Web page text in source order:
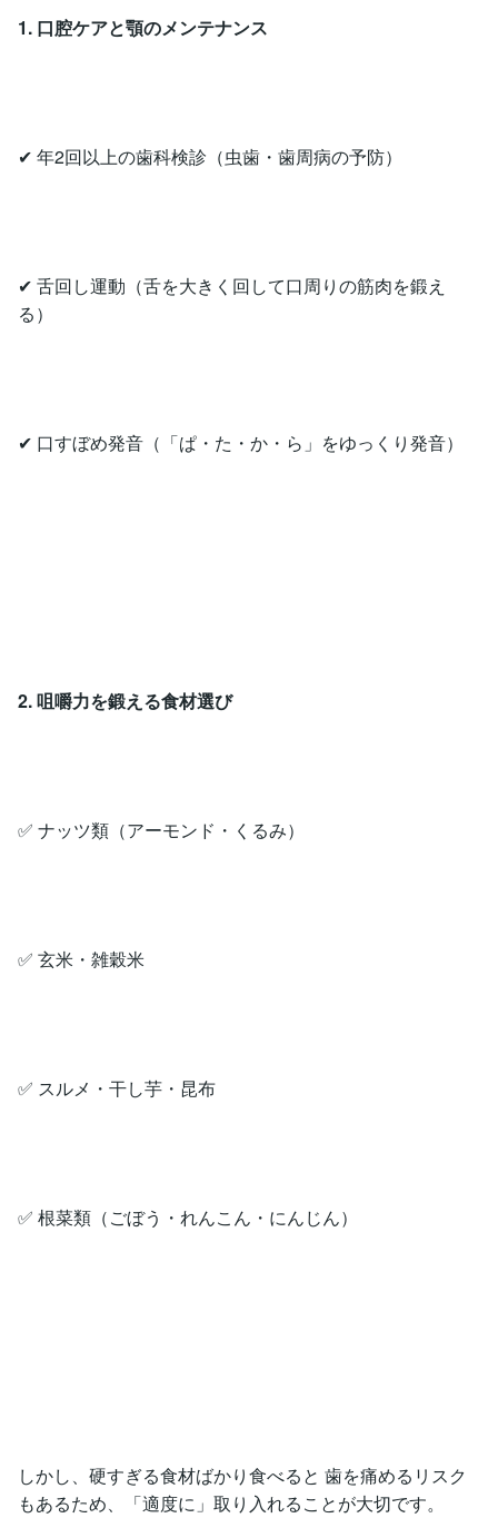
1. 口腔ケアと顎のメンテナンス
✔ 年2回以上の歯科検診（虫歯・歯周病の予防）
✔ 舌回し運動（舌を大きく回して口周りの筋肉を鍛え
る）
✔ 口すぼめ発音（「ぱ・た・か・ら」をゆっくり発音）
2. 咀嚼力を鍛える食材選び
✅ ナッツ類（アーモンド・くるみ）
✅ 玄米・雑穀米
✅ スルメ・干し芋・昆布
✅ 根菜類（ごぼう・れんこん・にんじん）
しかし、硬すぎる食材ばかり食べると 歯を痛めるリスク
もあるため、「適度に」取り入れることが大切です。